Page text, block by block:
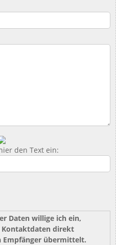
den Text ein:
Daten willige ich ein,
Kontaktdaten direkt
Empfänger übermittelt.